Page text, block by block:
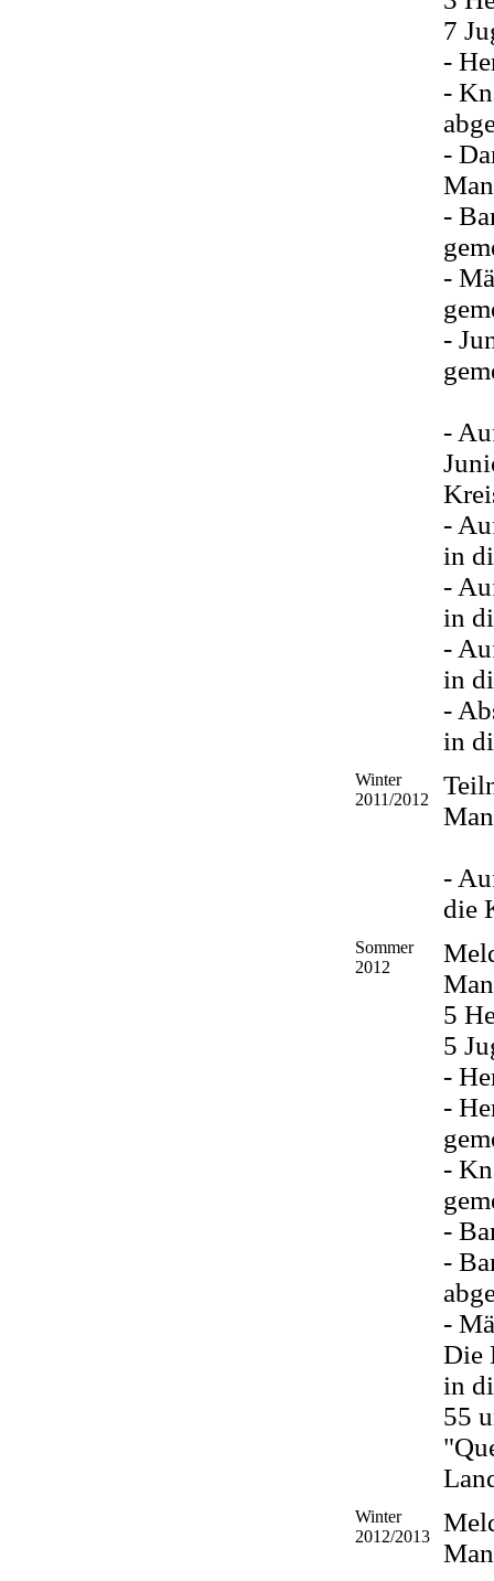
7
-
-
-
-
-
-
-
-
in
-
in
-
in
-
in
Winter
2011/2012
-
die
Sommer
2012
5
5
-
-
-
-
-
-
Die
in
55
Winter
2012/2013